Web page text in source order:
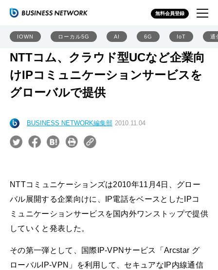
無料会員登録
IOWN ローカル5G AI 6G IoT 通
NTTコム、クラウド型UCなど企業向
けIPコミュニケーションサービスを
グローバルで提供
BUSINESS NETWORK編集部 2010.11.04
NTTコミュニケーションズは2010年11月4日、グロー
バル展開する企業向けに、IP電話をベースとしたIPコ
ミュニケーションサービスを国内外ワンストップで提供
していくと発表した。
その第一弾として、国際IP-VPNサービス「Arcstar グ
ローバルIP-VPN」を利用して、セキュアなIP内線通信